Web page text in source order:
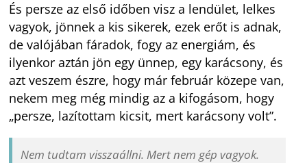
És persze az első időben visz a lendület, lelkes
vagyok, jönnek a kis sikerek, ezek erőt is adnak,
de valójában fáradok, fogy az energiám, és
ilyenkor aztán jön egy ünnep, egy karácsony, és
azt veszem észre, hogy már február közepe van,
nekem meg még mindig az a kifogásom, hogy
„persze, lazítottam kicsit, mert karácsony volt”.
Nem tudtam visszaállni. Mert nem gép vagyok.